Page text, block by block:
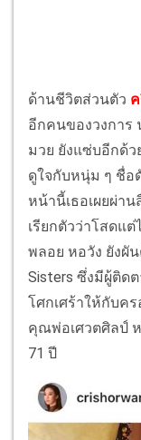
ด้านชีวิตส่วนตัว
อีกคนของวงการ
มวย ยังแซ่บอีกด้ว
ดูใจกับหนุ่ม ๆ ชื่
หน้านี้เธอเผยผ่า
เรียกตัวว่าโสดแ
พลอย หอวัง ยังผัน
Sisters ซึ่งมีผู้ติด
โศกเศร้าให้กับค
คุณพ่อเศวตศิลป์
71 ปี